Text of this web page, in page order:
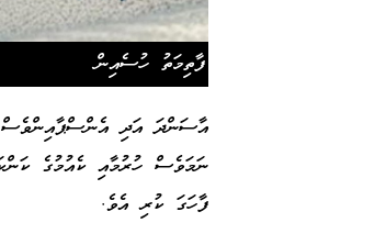
ފާތިމަތު ހުސެއިން
އާސަންދަ އަދި އެންސްޕާއިންވެސް
ނަމަވެސް ހުރުމާއި ކެއުމުގެ
ފާހަގަ ކުރި އެވެ.